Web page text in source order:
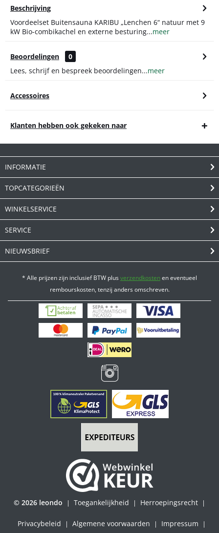
Beschrijving
Voordeelset Buitensauna KARIBU „Lenchen 6“ natuur met 9
kW Bio-combikachel en externe besturing...meer
Beoordelingen
0
Lees, schrijf en bespreek beoordelingen...meer
Accessoires
Klanten hebben ook gekeken naar
INFORMATIE
TOPCATEGORIEËN
WINKELSERVICE
SERVICE
NIEUWSBRIEF
* Alle prijzen zijn inclusief BTW plusverzendkostenen eventueel
rembourskosten, tenzij anders omschreven.
© 2026 leondo | Toegankelijkheid | Herroepingsrecht |
Privacybeleid | Algemene voorwaarden | Impressum |